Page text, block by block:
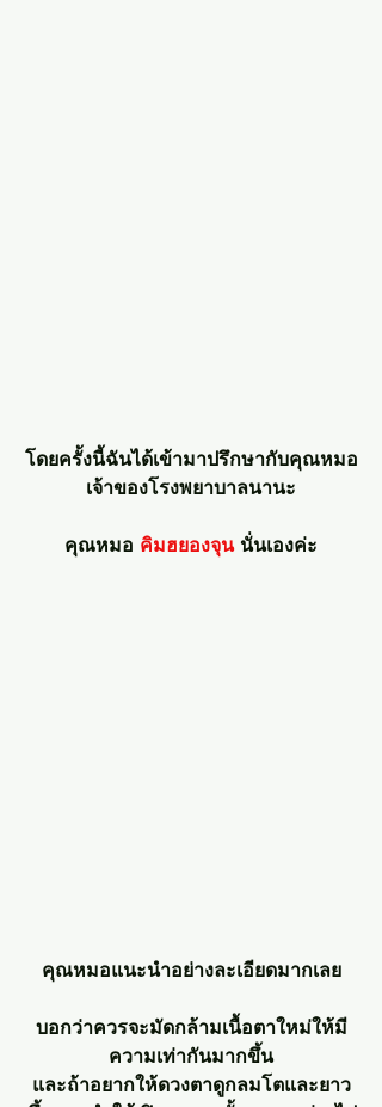
โดยครั้งนี้ฉันได้เข้ามาปรึกษากับคุณหมอ
เจ้าของโรงพยาบาลนานะ
คุณหมอ คิมฮยองจุน นั่นเองค่ะ
คุณหมอแนะนำอย่างละเอียดมากเลย
บอกว่าควรจะมัดกล้ามเนื้อตาใหม่ให้มี
ความเท่ากันมากขึ้น
และถ้าอยากให้ดวงตาดูกลมโตและยาว